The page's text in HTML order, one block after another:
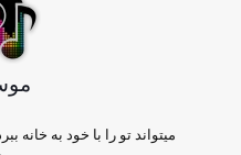
میتواند تو را با خود به خانه